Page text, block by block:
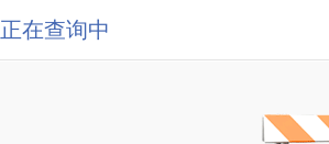
正在查询中